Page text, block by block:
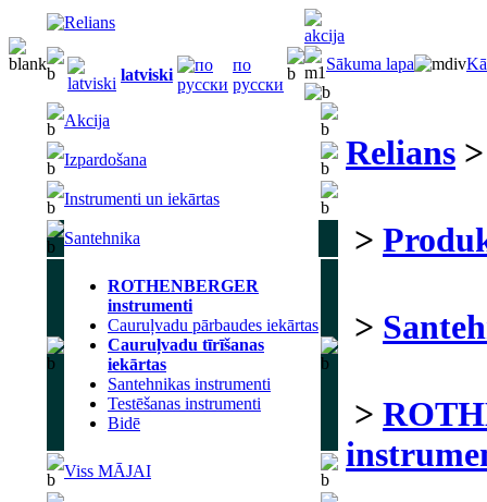
latviski
по
русски
Sākuma lapa
Akcija
Instrumenti un iekārtas
Santehnika
ROTHENBERGER
instrumenti
Cauruļvadu
pārbaudes iekārtas
Cauruļvadu
Santehnikas
Relians>E-
Produkcija
>
instrumenti